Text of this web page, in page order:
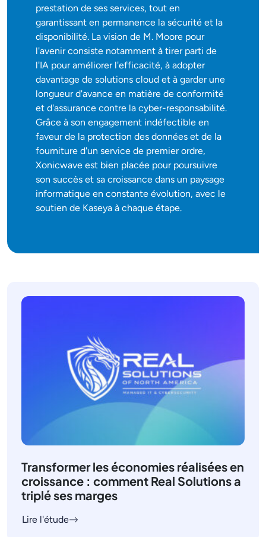
prestation de ses services, tout en
garantissant en permanence la sécurité et la
disponibilité. La vision de M. Moore pour
l'avenir consiste notamment à tirer parti de
l'IA pour améliorer l'efficacité, à adopter
davantage de solutions cloud et à garder une
longueur d'avance en matière de conformité
et d'assurance contre la cyber-responsabilité.
Grâce à son engagement indéfectible en
faveur de la protection des données et de la
fourniture d'un service de premier ordre,
Xonicwave est bien placée pour poursuivre
son succès et sa croissance dans un paysage
informatique en constante évolution, avec le
soutien de Kaseya à chaque étape.
Transformer les économies réalisées en
croissance : comment Real Solutions a
triplé ses marges
Lire l'étude